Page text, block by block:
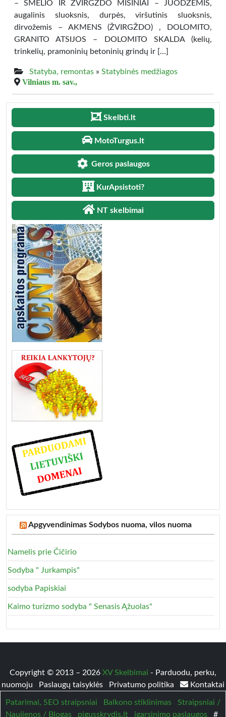
– SMĖLIO IR ŽVIRGŽDO MIŠINIAI – JUODŽEMIS,
augalinis sluoksnis, durpės, viršutinis sluoksnis,
dirvožemis – AKMENS (ŽVIRGŽDO) , DOLOMITO,
GRANITO ATSIJOS – DOLOMITO SKALDA (kelių,
trinkelių, pramoninių betoninių grindų ir […]
Statyba, remontas » Statybinės medžiagos
Vilniaus m. sav.,
Skelbti.lt
MotoTurgus.lt
Geros paslaugos
KurApsistoti?
NT skelbimai
Apgyvendinimas Sodybos nuoma, vilos nuoma
Namelis prie Čičirio
Sodyba " Jurkampis"
sodyba Papiskiai
Kaimo turizmo sodyba " Senasis Ąžuolas"
Copyright © 2013 – 2026 XV Skelbimai - Parduodu, perku,
nuomoju
Paslaugų taisyklės Privatumo politika Kontaktai
Patarimai, SEO straipsniai Balkono stiklinimas
Straipsniai /
Naujienos / Blogas
pigusskrydis.lt igarsinimo paslaugos #